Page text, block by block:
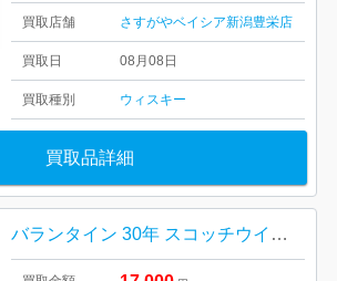
買取店舗 さすがやベイシア新潟豊栄店
買取日 08月08日
買取種別 ウィスキー
買取品詳細
バランタイン 30年 スコッチウイスキー